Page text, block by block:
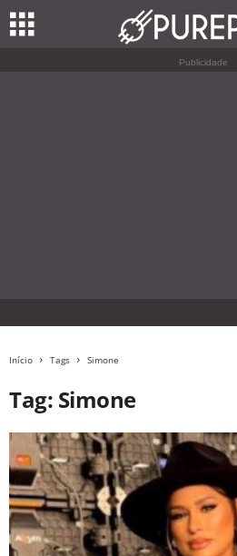
Publicidade
Início Tags Simone
Tag: Simone